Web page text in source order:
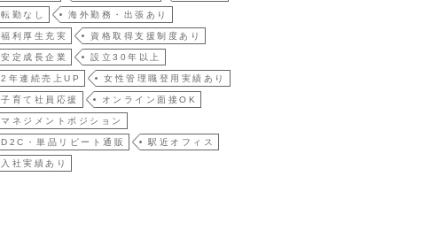
転勤なし 海外勤務・出張あり
福利厚生充実 資格取得支援制度あり
安定成長企業 設立30年以上
2年連続売上UP 女性管理職登用実績あり
子育て社員応援 オンライン面接OK
マネジメントポジション
D2C・単品リピート通販 駅近オフィス
入社実績あり